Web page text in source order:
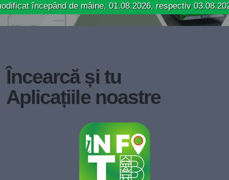
de mâine, 01.08.2026, respectiv 03.08.2026
Încearcă și tu
Aplicațiile noastre